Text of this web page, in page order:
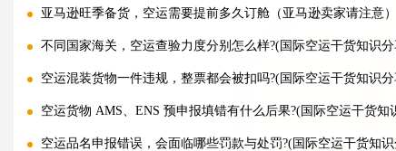
亚马逊旺季备货，空运需要提前多久订舱（亚马逊卖家请注意）
不同国家海关，空运查验力度分别怎么样?(国际空运干货知识分
空运混装货物一件违规，整票都会被扣吗?(国际空运干货知识分
空运货物 AMS、ENS 预申报填错有什么后果?(国际空运干货知
空运品名申报错误，会面临哪些罚款与处罚?(国际空运干货知